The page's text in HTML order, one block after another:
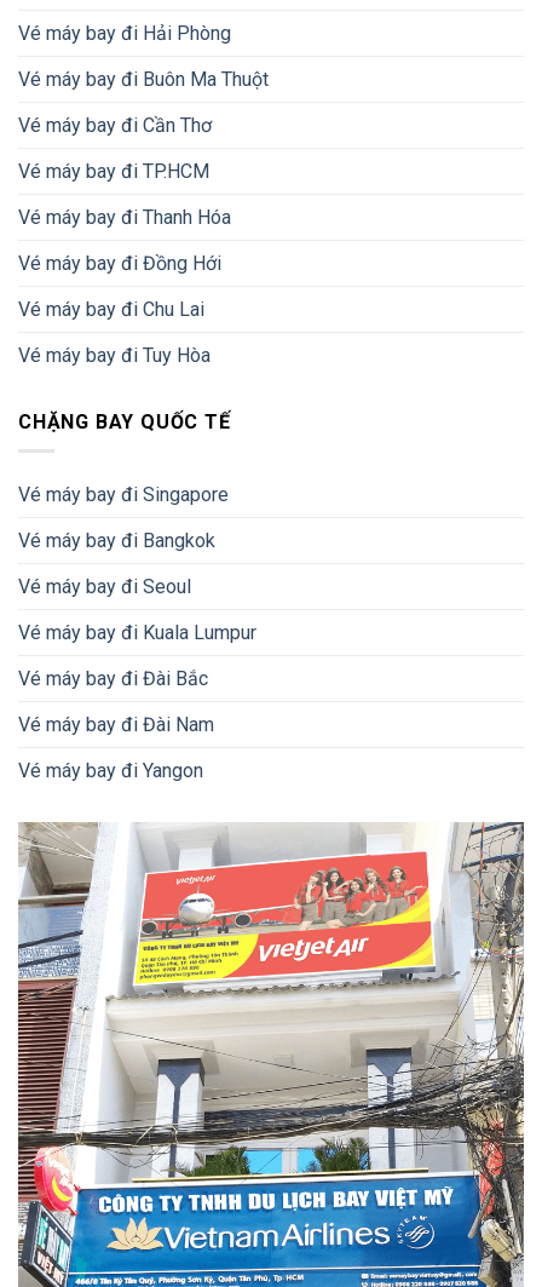
Vé máy bay đi Hải Phòng
Vé máy bay đi Buôn Ma Thuột
Vé máy bay đi Cần Thơ
Vé máy bay đi TP.HCM
Vé máy bay đi Thanh Hóa
Vé máy bay đi Đồng Hới
Vé máy bay đi Chu Lai
Vé máy bay đi Tuy Hòa
CHẶNG BAY QUỐC TẾ
Vé máy bay đi Singapore
Vé máy bay đi Bangkok
Vé máy bay đi Seoul
Vé máy bay đi Kuala Lumpur
Vé máy bay đi Đài Bắc
Vé máy bay đi Đài Nam
Vé máy bay đi Yangon